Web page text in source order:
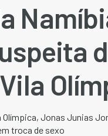
Olímpica, Jonas Junias
troca de sexo